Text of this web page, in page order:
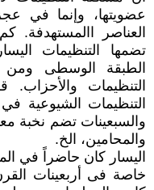
عضويتها، وإنما في
العناصر االمستهدفة.
تضمها التنظيمات
الطبقة الوسطى ومن
التنظيمات
التنظيمات الشيوعية
والسبعينات تضم نخبة
والمحامين، الخ.
اليسار كان حاضراً في
خاصة فى أربعينات